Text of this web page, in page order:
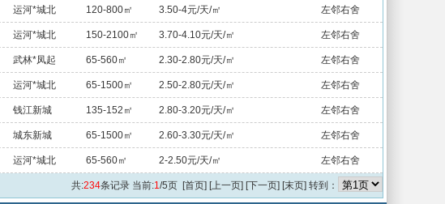
运河*城北 120-800㎡ 3.50-4元/天/㎡ 左邻右舍
运河*城北 150-2100㎡ 3.70-4.10元/天/㎡ 左邻右舍
武林*凤起 65-560㎡ 2.30-2.80元/天/㎡ 左邻右舍
运河*城北 65-1500㎡ 2.50-2.80元/天/㎡ 左邻右舍
钱江新城 135-152㎡ 2.80-3.20元/天/㎡ 左邻右舍
城东新城 65-1500㎡ 2.60-3.30元/天/㎡ 左邻右舍
运河*城北 65-560㎡ 2-2.50元/天/㎡ 左邻右舍
共:234条记录 当前:1/5页 [首页] [上一页] [下一页] [末页] 转到：